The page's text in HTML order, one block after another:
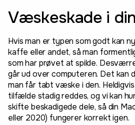
Væskeskade i
Hvis man er typen som godt kan
kaffe eller andet, så man
som har prøvet at spilde.
går ud over computeren. Det kan
man får tabt væske i den. Heldigvis
tilfælde stadig reddes, og vi kan
skifte beskadigede dele, så din
eller 2020) fungerer korrekt igen.